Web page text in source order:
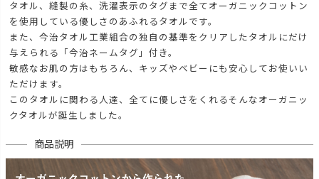
タオル、縫製の糸、洗濯表示のタグまで全てオーガニックコットン
を使用している優しさのあふれるタオルです。
また、今治タオル工業組合の独自の基準をクリアしたタオルにだけ
与えられる「今治ネームタグ」付き。
敏感なお肌の方はもちろん、キッズやベビーにも安心してお使いい
ただけます。
このタオルに関わる人達、全てに優しさをくれるそんなオーガニッ
クタオルが誕生しました。
商品説明